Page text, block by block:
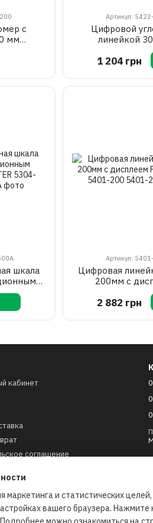
с
мм
Артикул:
Цифровой
линейкой
PROTESTER
1 204 грн
шкала
5304-
Артикул:
Цифровая
200мм с
PROTESTER
2 882 грн
кабинет
соглашение
и статистических
вашего браузера. Нажмите